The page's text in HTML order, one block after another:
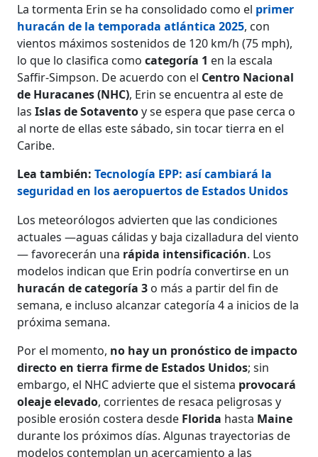
La tormenta Erin se ha consolidado como el primer
huracán de la temporada atlántica 2025, con
vientos máximos sostenidos de 120 km/h (75 mph),
lo que lo clasifica comocategoría 1 en la escala
Saffir-Simpson. De acuerdo con el Centro Nacional
de Huracanes (NHC), Erin se encuentra al este de
lasIslas de Sotaventoy se espera que pase cerca o
al norte de ellas este sábado, sin tocar tierra en el
Caribe.
Lea también:Tecnología EPP: así cambiará la
seguridad en los aeropuertos de Estados Unidos
Los meteorólogos advierten que las condiciones
actuales —aguas cálidas y baja cizalladura del viento
— favorecerán una rápida intensificación. Los
modelos indican que Erin podría convertirse en un
huracán de categoría 3 o más a partir del fin de
semana, e incluso alcanzar categoría 4 a inicios de la
próxima semana.
Por el momento, no hay un pronóstico de impacto
directo en tierra firme de Estados Unidos; sin
embargo, el NHC advierte que el sistema provocará
oleaje elevado, corrientes de resaca peligrosas y
posible erosión costera desde Florida hasta Maine
durante los próximos días. Algunas trayectorias de
modelos contemplan un acercamiento a las